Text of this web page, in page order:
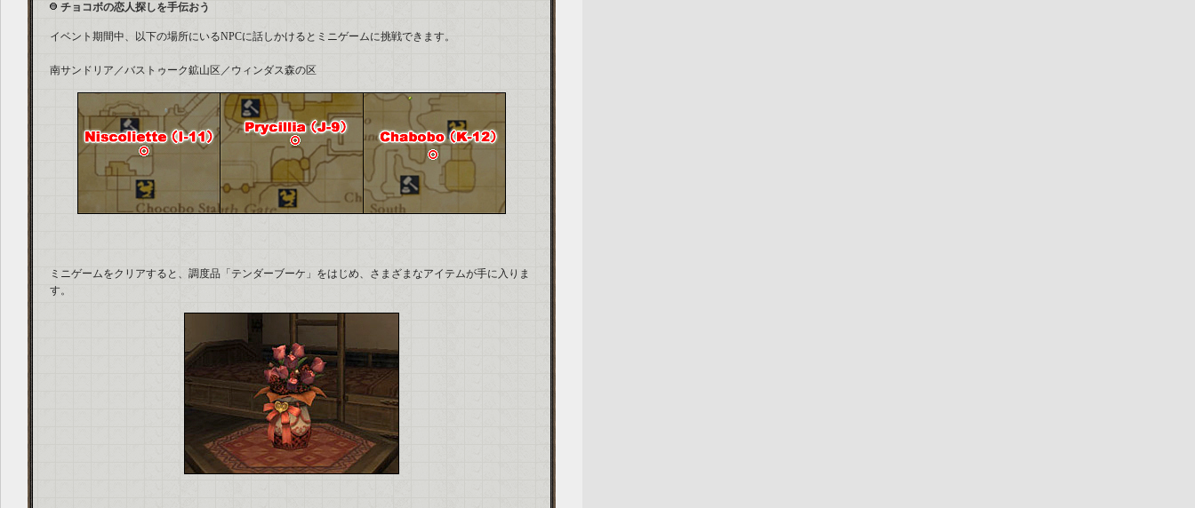
チョコボの恋人探しを手伝おう
イベント期間中、以下の場所にいるNPCに話しかけるとミニゲームに挑戦できます。
南サンドリア／バストゥーク鉱山区／ウィンダス森の区
ミニゲームをクリアすると、調度品「テンダーブーケ」をはじめ、さまざまなアイテムが手に入りま
す。